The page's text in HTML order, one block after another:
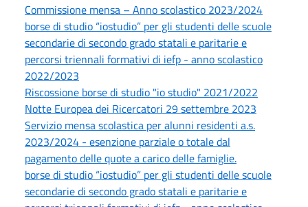
Commissione mensa – Anno scolastico 2023/2024
borse di studio “iostudio” per gli studenti delle scuole
secondarie di secondo grado statali e paritarie e
percorsi triennali formativi di iefp - anno scolastico
2022/2023
Riscossione borse di studio "io studio" 2021/2022
Notte Europea dei Ricercatori 29 settembre 2023
Servizio mensa scolastica per alunni residenti a.s.
2023/2024 - esenzione parziale o totale dal
pagamento delle quote a carico delle famiglie.
borse di studio “iostudio” per gli studenti delle scuole
secondarie di secondo grado statali e paritarie e